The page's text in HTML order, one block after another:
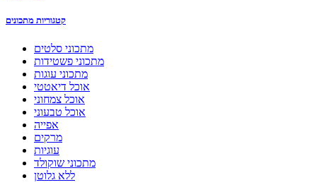
קטגוריות מתכונים
מתכוני סלטים
מתכוני פשטידות
מתכוני עוגות
אוכל דיאטטי
אוכל צמחוני
אוכל טבעוני
אפייה
מרקים
עוגיות
מתכוני שוקולד
ללא גלוטן